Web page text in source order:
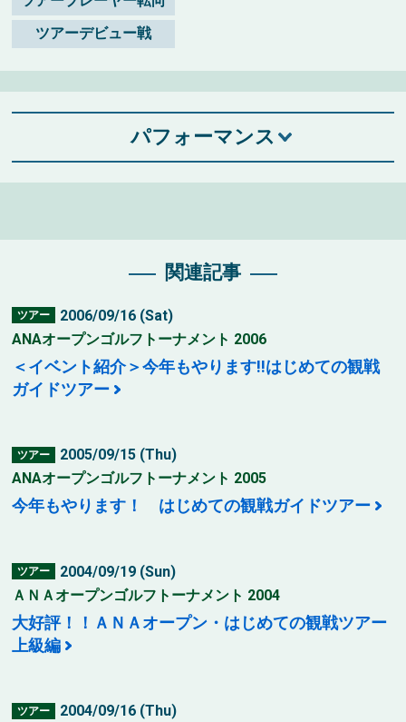
ツアーデビュー戦
パフォーマンス
関連記事
ツアー
2006/09/16 (Sat)
ANAオープンゴルフトーナメント 2006
＜イベント紹介＞今年もやります!!はじめての観戦
ガイドツアー
ツアー
2005/09/15 (Thu)
ANAオープンゴルフトーナメント 2005
今年もやります！ はじめての観戦ガイドツアー
ツアー
2004/09/19 (Sun)
ＡＮＡオープンゴルフトーナメント 2004
大好評！！ＡＮＡオープン・はじめての観戦ツアー
上級編
ツアー
2004/09/16 (Thu)